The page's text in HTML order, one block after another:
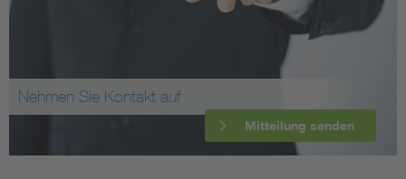
Nehmen Sie Kontakt auf
Mitteilung senden